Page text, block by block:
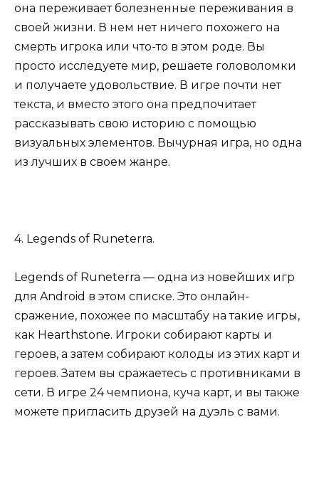
она переживает болезненные переживания в
своей жизни. В нем нет ничего похожего на
смерть игрока или что-то в этом роде. Вы
просто исследуете мир, решаете головоломки
и получаете удовольствие. В игре почти нет
текста, и вместо этого она предпочитает
рассказывать свою историю с помощью
визуальных элементов. Вычурная игра, но одна
из лучших в своем жанре.
4. Legends of Runeterra.
Legends of Runeterra — одна из новейших игр
для Android в этом списке. Это онлайн-
сражение, похожее по масштабу на такие игры,
как Hearthstone. Игроки собирают карты и
героев, а затем собирают колоды из этих карт и
героев. Затем вы сражаетесь с противниками в
сети. В игре 24 чемпиона, куча карт, и вы также
можете пригласить друзей на дуэль с вами.